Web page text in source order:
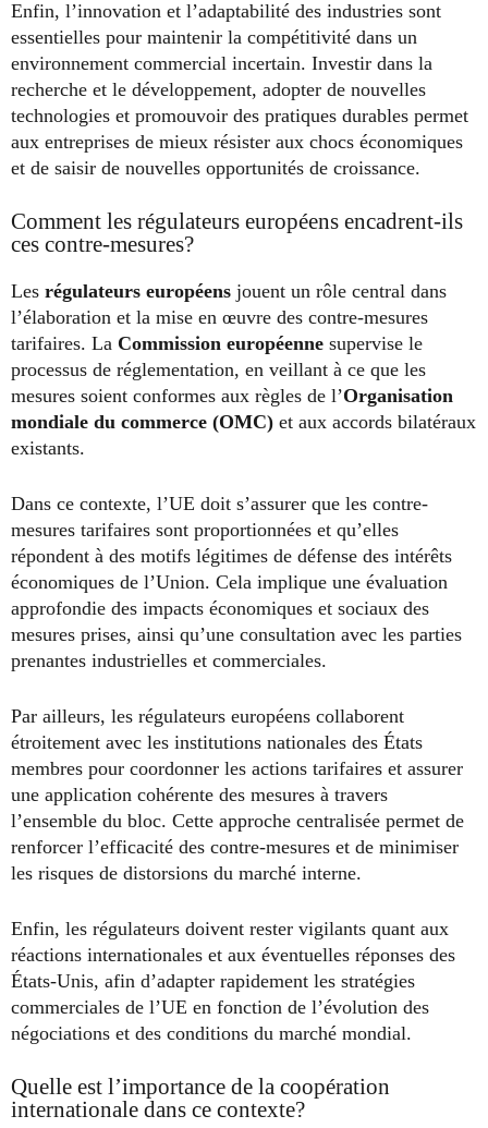
Enfin, l’innovation et l’adaptabilité des industries sont
essentielles pour maintenir la compétitivité dans un
environnement commercial incertain. Investir dans la
recherche et le développement, adopter de nouvelles
technologies et promouvoir des pratiques durables permet
aux entreprises de mieux résister aux chocs économiques
et de saisir de nouvelles opportunités de croissance.
Comment les régulateurs européens encadrent-ils
ces contre-mesures?
Les régulateurs européens jouent un rôle central dans
l’élaboration et la mise en œuvre des contre-mesures
tarifaires. La Commission européenne supervise le
processus de réglementation, en veillant à ce que les
mesures soient conformes aux règles de l’Organisation
mondiale du commerce (OMC) et aux accords bilatéraux
existants.
Dans ce contexte, l’UE doit s’assurer que les contre-
mesures tarifaires sont proportionnées et qu’elles
répondent à des motifs légitimes de défense des intérêts
économiques de l’Union. Cela implique une évaluation
approfondie des impacts économiques et sociaux des
mesures prises, ainsi qu’une consultation avec les parties
prenantes industrielles et commerciales.
Par ailleurs, les régulateurs européens collaborent
étroitement avec les institutions nationales des États
membres pour coordonner les actions tarifaires et assurer
une application cohérente des mesures à travers
l’ensemble du bloc. Cette approche centralisée permet de
renforcer l’efficacité des contre-mesures et de minimiser
les risques de distorsions du marché interne.
Enfin, les régulateurs doivent rester vigilants quant aux
réactions internationales et aux éventuelles réponses des
États-Unis, afin d’adapter rapidement les stratégies
commerciales de l’UE en fonction de l’évolution des
négociations et des conditions du marché mondial.
Quelle est l’importance de la coopération
internationale dans ce contexte?